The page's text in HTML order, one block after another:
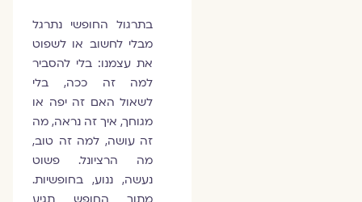
בתרגול החופשי נתרגל
מבלי לחשוב או לשפוט
את עצמנו: בלי להסביר
למה זה ככה, בלי
לשאול האם זה יפה או
מגוחך, איך זה נראה, מה
זה עושה, למה זה טוב,
מה הרציונל. פשוט
נעשה, ננוע, בחופשיות.
מתוך החופש תגיע